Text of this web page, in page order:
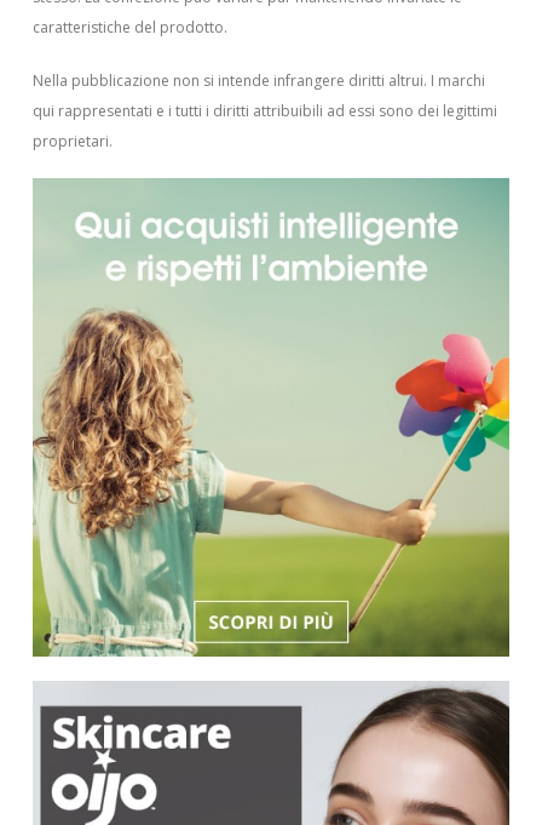
caratteristiche del prodotto.
Nella pubblicazione non si intende infrangere diritti altrui. I marchi
qui rappresentati e i tutti i diritti attribuibili ad essi sono dei legittimi
proprietari.